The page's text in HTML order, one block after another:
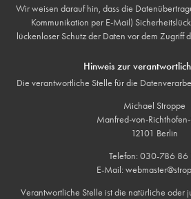
Wir weisen darauf hin, dass die
Kommunikation per E-Mail)
lückenloser Schutz der Daten vor dem Zugriff
Hinweis zur
Die verantwortliche Stelle für die
Michael Stroppe
Manfred-von-Richthofen-
12101 Berlin
Telefon: 030-786 86
E-Mail:
Verantwortliche Stelle ist die natürliche oder